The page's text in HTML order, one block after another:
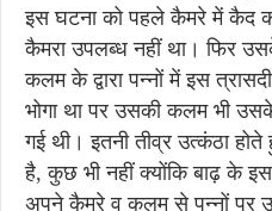
इस घटना को पहले कैमरे में कैद
कैमरा उपलब्ध नहीं था। फिर
कलम के द्वारा पन्नों में इस
भोगा था पर उसकी कलम भी उसके
गई थी। इतनी तीव्र उत्कंठा
है, कुछ भी नहीं क्योंकि बाढ़ के
अपने कैमरे व कलम से पन्नों पर